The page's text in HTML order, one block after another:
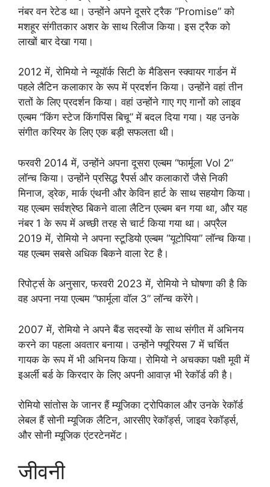
नंबर वन रेटेड था। उन्होंने अपने दूसरे ट्रैक “Promise” को
मशहूर संगीतकार अशर के साथ रिलीज किया। इस ट्रैक को
लाखों बार देखा गया।
2012 में, रोमियो ने न्यूयॉर्क सिटी के मैडिसन स्क्वायर गार्डन में
पहले लैटिन कलाकार के रूप में प्रदर्शन किया। उन्होंने वहां तीन
रातों के लिए प्रदर्शन किया। वहां उन्होंने गाए गए गानों को लाइव
एल्बम “किंग स्टेज किंगपिंस बिचू” में बदल दिया गया। यह उनके
संगीत करियर के लिए एक बड़ी सफलता थी।
फरवरी 2014 में, उन्होंने अपना दूसरा एल्बम “फार्मूला Vol 2”
लॉन्च किया। उन्होंने प्रसिद्ध रैपर्स और कलाकारों जैसे निकी
मिनाज, ड्रेक, मार्क एंथनी और केविन हार्ट के साथ सहयोग किया।
यह एल्बम सर्वश्रेष्ठ बिकने वाला लैटिन एल्बम बन गया था, और यह
नंबर 1 के रूप में अच्छी तरह से चार्ट किया गया था। अप्रैल
2019 में, रोमियो ने अपना स्टूडियो एल्बम “यूटोपिया” लॉन्च किया।
यह एल्बम सबसे अधिक बिकने वाला रेट है।
रिपोर्ट्स के अनुसार, फरवरी 2023 में, रोमियो ने घोषणा की है कि
वह अपना नया एल्बम “फार्मूला वॉल 3” लॉन्च करेंगे।
2007 में, रोमियो ने अपने बैंड सदस्यों के साथ संगीत में अभिनय
करने का पहला अवतार बनाया। उन्होंने फ्यूरियस 7 में चर्चित
गायक के रूप में भी अभिनय किया। रोमियो ने अचक्का पक्षी मूवी में
इअर्ली बर्ड के किरदार के लिए अपनी आवाज़ भी रेकॉर्ड की है।
रोमियो सांतोस के जानर हैं म्यूजिका ट्रोपिकाल और उनके रेकॉर्ड
लेबल हैं सोनी म्यूजिक लैटिन, आरसीए रेकॉर्ड्स, जाइव रेकॉर्ड्स,
और सोनी म्यूजिक एंटरटेनमेंट।
जीवनी